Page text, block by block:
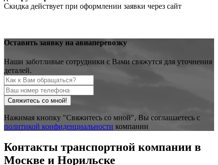
Скидка действует при оформлении заявки через сайт
Оставить заявку на авиаперевозку
Наши заботливые сотрудники с Вами свяжутся для уточнения
деталей.
Свяжитесь со мной!
Нажимая кнопку "Свяжитесь со мной", Вы соглашаетесь с
политикой конфиденциальности компании
Контакты транспортной компании в
Москве и Норильске